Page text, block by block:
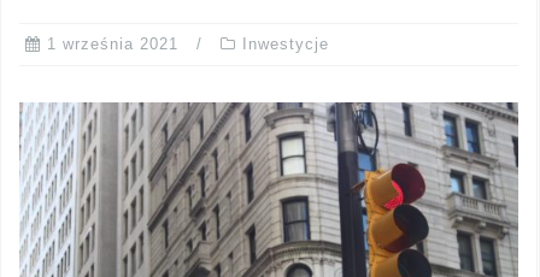
1 września 2021 Inwestycje